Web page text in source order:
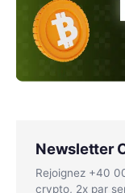
Newsletter
Rejoignez +40
crypto, 2x par